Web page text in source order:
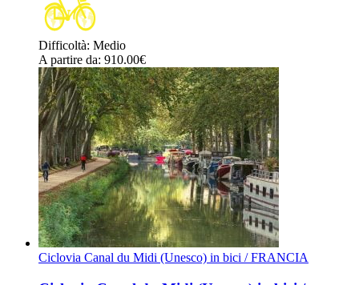
Difficoltà: Medio
A partire da: 910.00€
Ciclovia Canal du Midi (Unesco) in bici / FRANCIA